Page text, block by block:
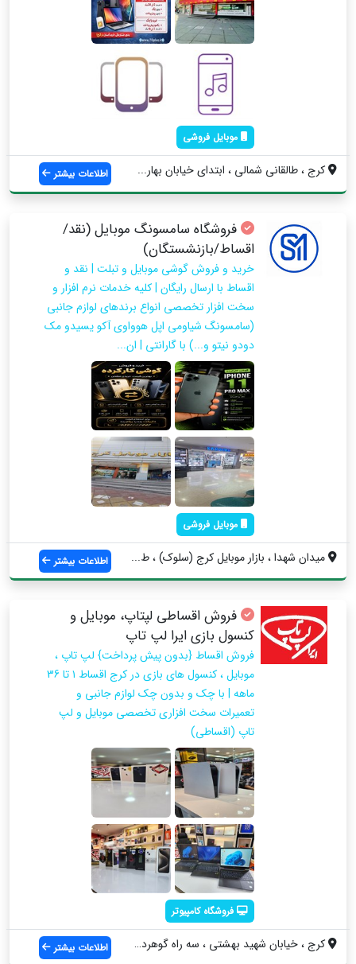
موبایل فروشی
کرج ، طالقانی شمالی ، ابتدای خیابان بهار... اطلاعات بیشتر
فروشگاه سامسونگ موبایل (نقد/
اقساط/بازنشستگان)
خرید و فروش گوشی موبایل و تبلت | نقد و
اقساط با ارسال رایگان | کلیه خدمات نرم افزار و
سخت افزار تخصصی انواع برندهای لوازم جانبی
(سامسونگ شیاومی اپل هوواوی آکو یسیدو مک
دودو نیتو و...) با گارانتی | ان...
موبایل فروشی
میدان شهدا ، بازار موبایل کرج (سلوک) ، ط... اطلاعات بیشتر
فروش اقساطی لپتاپ، موبایل و
کنسول بازی ایرا لپ تاپ
فروش اقساط {بدون پیش پرداخت} لپ تاپ ،
موبایل ، کنسول های بازی در کرج اقساط ۱ تا 36
ماهه | با چک و بدون چک لوازم جانبی و
تعمیرات سخت افزاری تخصصی موبایل و لپ
تاپ (اقساطی)
فروشگاه کامپیوتر
کرج ، خيابان شهيد بهشتي ، سه راه گوهردشت... اطلاعات بیشتر